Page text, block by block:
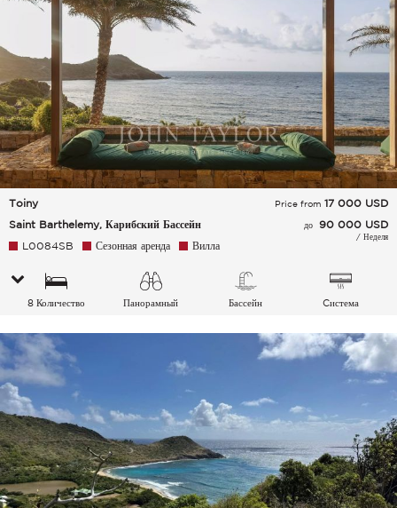
Toiny
Saint Barthelemy, Карибский Бассейн
Price from 17 000 USD
до 90 000 USD
/ Неделя
L0084SB Сезонная аренда Вилла
8 Количество
Панорамный Бассейн
Cистема
воздуха